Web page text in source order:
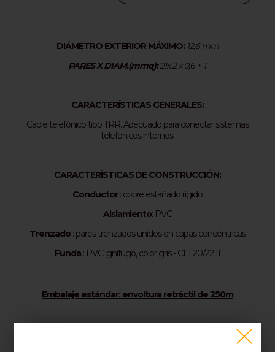
DIÁMETRO EXTERIOR MÁXIMO: 12,6 mm
PARES X DIAM.(mmq):21x 2 x 0,6 + T
CARACTERÍSTICAS GENERALES:
Cable telefónico tipo TRR. Adecuado para conectar sistemas
telefónicos internos.
CARACTERÍSTICAS DE CONSTRUCCIÓN:
Conductor: cobre estañado rígido
Aislamiento: PVC
Trenzado : pares trenzados unidos en capas concéntricas
Funda : PVC ignífugo, color gris - CEI 20/22 II
Embalaje estándar: envoltura retráctil de 250m